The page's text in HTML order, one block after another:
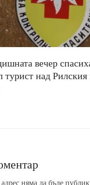
вечер
турист над
няма да бъде